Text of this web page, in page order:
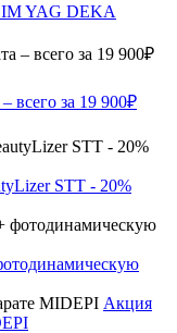
YAG DEKA
всего за 19 900₽
STT - 20%
Акция